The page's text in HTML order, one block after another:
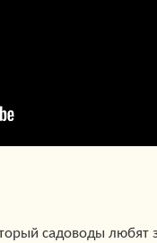
садоводы любят